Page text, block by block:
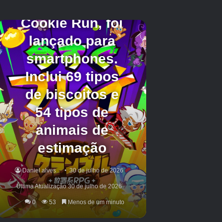
Cornéria Setor Y
Salve Falco abatendo seus perseguidores
e, em seguida, elimine todos os 7 arcos
de pedra na pista de obstáculos
subsequente. Derrote o chefe do
Transportador de Ataque.
Setor Y Águas
Basta completar a missão com 100 ou
mais acertos cumulativos. Há um
contador de visitas no canto superior
direito da tela para que você possa
acompanhar. Fácil.
Zonas Setor Z
Existem 36 bóias de holofotes
espalhadas pelo mar. Sem ser avistado,
destrua todos eles.